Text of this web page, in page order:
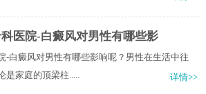
医院-白癜风对男性有哪些影
-白癜风对男性有哪些影响呢？男性在生活中往
是家庭的顶梁柱.....
详情>>